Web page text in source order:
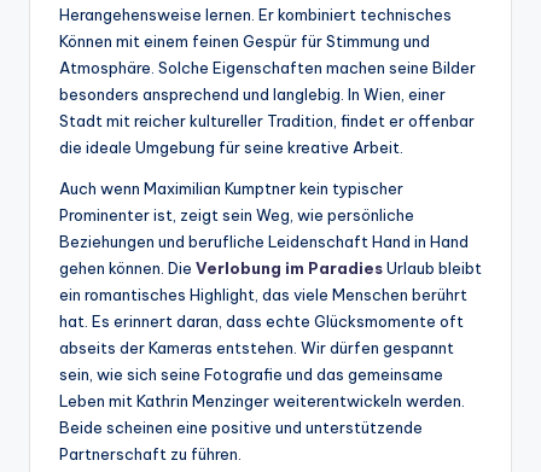
Herangehensweise lernen. Er kombiniert technisches
Können mit einem feinen Gespür für Stimmung und
Atmosphäre. Solche Eigenschaften machen seine Bilder
besonders ansprechend und langlebig. In Wien, einer
Stadt mit reicher kultureller Tradition, findet er offenbar
die ideale Umgebung für seine kreative Arbeit.
Auch wenn Maximilian Kumptner kein typischer
Prominenter ist, zeigt sein Weg, wie persönliche
Beziehungen und berufliche Leidenschaft Hand in Hand
gehen können. Die Verlobung im ParadiesUrlaub bleibt
ein romantisches Highlight, das viele Menschen berührt
hat. Es erinnert daran, dass echte Glücksmomente oft
abseits der Kameras entstehen. Wir dürfen gespannt
sein, wie sich seine Fotografie und das gemeinsame
Leben mit Kathrin Menzinger weiterentwickeln werden.
Beide scheinen eine positive und unterstützende
Partnerschaft zu führen.